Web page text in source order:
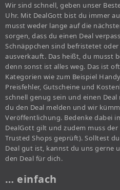
Wir sind schnell, geben unser
Uhr. Mit DealGott bist du immer
musst weder lange auf die
sorgen, dass du einen Deal
Schnäppchen sind befristetet
ausverkauft. Das heißt, du musst
denn sonst ist alles weg. Das ist
Kategorien wie zum Beispiel
Preisfehler, Gutscheine und
schnell genug sein und einen
du den Deal melden und wir
Veröffentlichung. Bedenke dabei
DealGott gilt und zudem muss der
Trusted Shops geprüft). Solltest
Deal gut ist, kannst du uns gerne
den Deal für dich.
… einfach